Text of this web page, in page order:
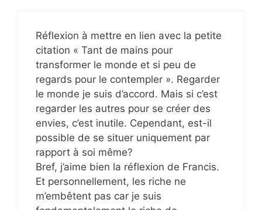
Réflexion à mettre en lien avec la petite
citation « Tant de mains pour
transformer le monde et si peu de
regards pour le contempler ». Regarder
le monde je suis d’accord. Mais si c’est
regarder les autres pour se créer des
envies, c’est inutile. Cependant, est-il
possible de se situer uniquement par
rapport à soi même?
Bref, j’aime bien la réflexion de Francis.
Et personnellement, les riche ne
m’embêtent pas car je suis